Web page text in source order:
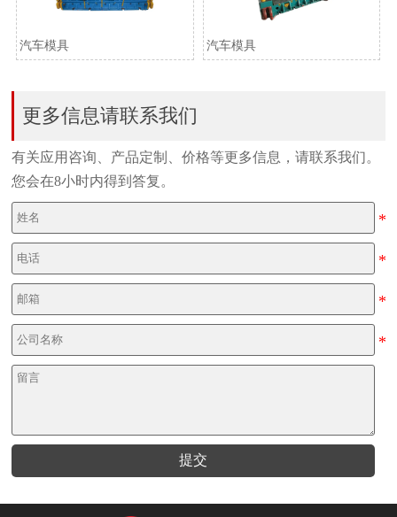
汽车模具 汽车模具
更多信息请联系我们
有关应用咨询、产品定制、价格等更多信息，请联系我们。
您会在8小时内得到答复。
提交